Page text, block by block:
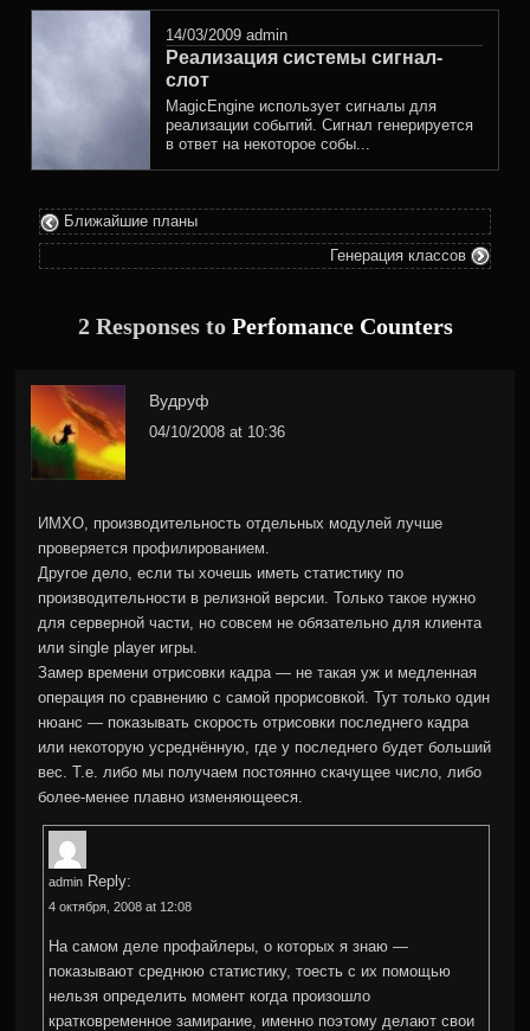
in
14/03/2009 admin
Реализация системы сигнал-
слот
MagicEngine использует сигналы для
реализации событий. Сигнал генерируется
в ответ на некоторое собы...
Ближайшие планы
Генерация классов
2 Responses to Perfomance Counters
Вудруф
04/10/2008 at 10:36
ИМХО, производительность отдельных модулей лучше
проверяется профилированием.
Другое дело, если ты хочешь иметь статистику по
производительности в релизной версии. Только такое нужно
для серверной части, но совсем не обязательно для клиента
или single player игры.
Замер времени отрисовки кадра — не такая уж и медленная
операция по сравнению с самой прорисовкой. Тут только один
нюанс — показывать скорость отрисовки последнего кадра
или некоторую усреднённую, где у последнего будет больший
вес. Т.е. либо мы получаем постоянно скачущее число, либо
более-менее плавно изменяющееся.
admin Reply:
4 октября, 2008 at 12:08
На самом деле профайлеры, о которых я знаю —
показывают среднюю статистику, тоесть с их помощью
нельзя определить момент когда произошло
кратковременное замирание, именно поэтому делают свои